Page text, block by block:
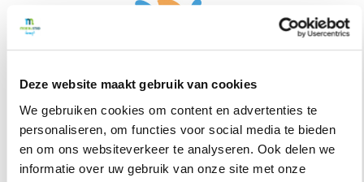
Deze website maakt gebruik van cookies
We gebruiken cookies om content en advertenties te
personaliseren, om functies voor social media te bieden
en om ons websiteverkeer te analyseren. Ook delen we
informatie over uw gebruik van onze site met onze
TELEFONISCHE OPENINGSTIJDEN